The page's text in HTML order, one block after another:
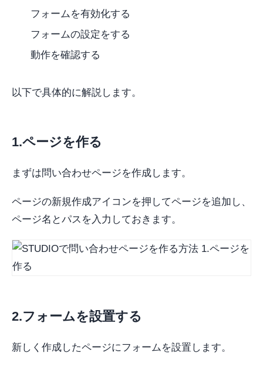
フォームを有効化する
フォームの設定をする
動作を確認する
以下で具体的に解説します。
1.ページを作る
まずは問い合わせページを作成します。
ページの新規作成アイコンを押してページを追加し、
ページ名とパスを入力しておきます。
2.フォームを設置する
新しく作成したページにフォームを設置します。